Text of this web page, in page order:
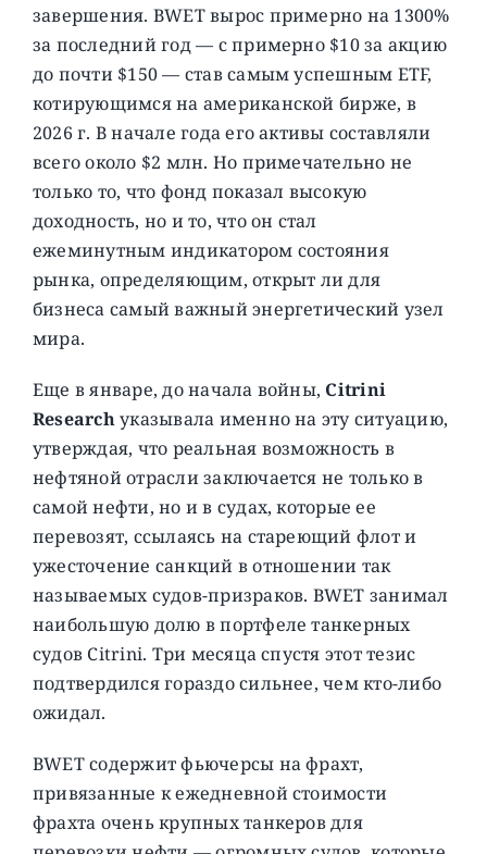
завершения. BWET вырос примерно на 1300%
за последний год — с примерно $10 за акцию
до почти $150 — став самым успешным ETF,
котирующимся на американской бирже, в
2026 г. В начале года его активы составляли
всего около $2 млн. Но примечательно не
только то, что фонд показал высокую
доходность, но и то, что он стал
ежеминутным индикатором состояния
рынка, определяющим, открыт ли для
бизнеса самый важный энергетический узел
мира.
Еще в январе, до начала войны, Citrini
Researchуказывала именно на эту ситуацию,
утверждая, что реальная возможность в
нефтяной отрасли заключается не только в
самой нефти, но и в судах, которые ее
перевозят, ссылаясь на стареющий флот и
ужесточение санкций в отношении так
называемых судов-призраков. BWET занимал
наибольшую долю в портфеле танкерных
судов Citrini. Три месяца спустя этот тезис
подтвердился гораздо сильнее, чем кто-либо
ожидал.
BWET содержит фьючерсы на фрахт,
привязанные к ежедневной стоимости
фрахта очень крупных танкеров для